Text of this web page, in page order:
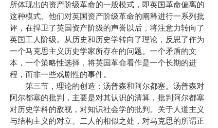
所体现出的资产阶级革命的一般模式，即英国革命偏离的
这种模式。他们对英国资产阶级革命的阐释进行一系列批
评，在捍卫了英国资产阶级的声誉以后，将注意力转向了
英国工人阶级。从历史和历史学转向了理论，反思了作为
一个马克思主义历史学家所存在的问题。一个矛盾的文
本，一个策略性选择，将英国革命看作是一个长期的进
程，而非一些戏剧性的事件。
第三节，理论的创造：汤普森和阿尔都塞。汤普森对
阿尔都塞的批判，主要是对其认识的清算，批判阿尔都塞
对历史学科的敌视，对知识社会学的批判。关于人道主义
与结构主义的对立。二人的相似之处，对马克思的所谓正